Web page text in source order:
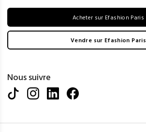
Acheter sur Efashion Paris
Vendre sur Efashion Paris
Nous suivre